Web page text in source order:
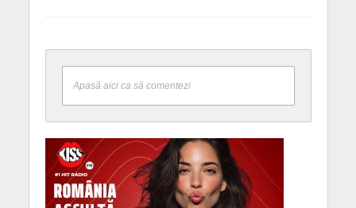
Apasă aici ca să comentezi